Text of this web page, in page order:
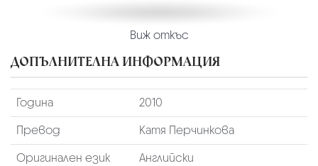
Виж откъс
ДОПЪЛНИТЕЛНА ИНФОРМАЦИЯ
Година
2010
Превод
Катя Перчинкова
Оригинален език
Английски